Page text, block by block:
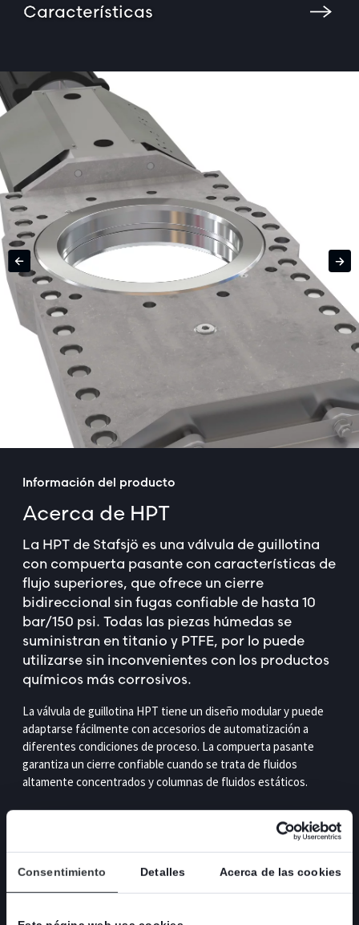
Consentimiento Detalles Acerca de las cookies
Características
Información del producto
Acerca de HPT
La HPT de Stafsjö es una válvula de guillotina
con compuerta pasante con características de
flujo superiores, que ofrece un cierre
bidireccional sin fugas confiable de hasta 10
bar/150 psi. Todas las piezas húmedas se
suministran en titanio y PTFE, por lo puede
utilizarse sin inconvenientes con los productos
químicos más corrosivos.
La válvula de guillotina HPT tiene un diseño modular y puede
adaptarse fácilmente con accesorios de automatización a
diferentes condiciones de proceso. La compuerta pasante
garantiza un cierre confiable cuando se trata de fluidos
altamente concentrados y columnas de fluidos estáticos.
La válvula HPT es una de las cinco válvulas de la gama de
productos de Stafsjö con compuertas pasantes. La válvula HG
mientras que la HP es la versión de alta presión. La HX es una
versión para alta presión extrema, también disponible en